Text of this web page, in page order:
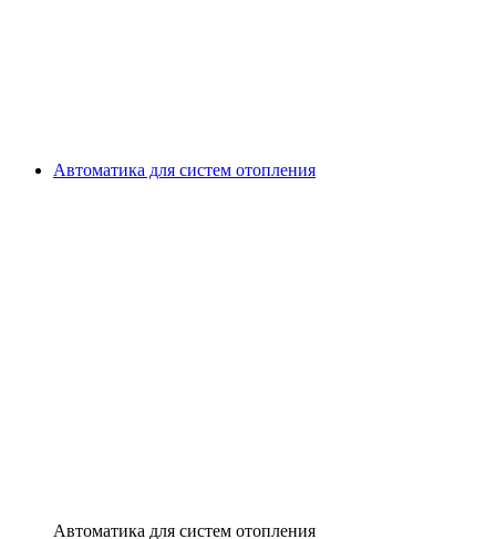
Автоматика для систем отопления
Автоматика для систем отопления